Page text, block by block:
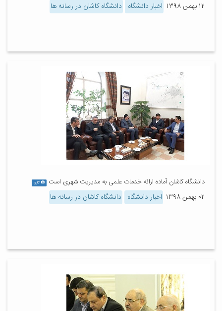
۱۲ بهمن ۱۳۹۸ اخبار دانشگاه دانشگاه کاشان در رسانه ها
دانشگاه کاشان آماده ارائه خدمات علمی به مدیریت شهری است گالری
۰۲ بهمن ۱۳۹۸ اخبار دانشگاه دانشگاه کاشان در رسانه ها